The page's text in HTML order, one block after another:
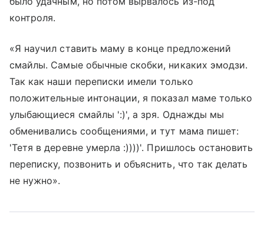
контроля.
«Я научил ставить маму в конце предложений
смайлы. Самые обычные скобки, никаких эмодзи.
Так как наши переписки имели только
положительные интонации, я показал маме только
улыбающиеся смайлы ':)', а зря. Однажды мы
обменивались сообщениями, и тут мама пишет:
'Тетя в деревне умерла :))))'. Пришлось остановить
переписку, позвонить и объяснить, что так делать
не нужно».